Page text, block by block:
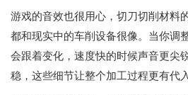
游戏的音效也很用心，切刀切削材料
都和现实中的车削设备很像。当你调
会跟着变化，速度快的时候声音更尖
稳，这些细节让整个加工过程更有代入